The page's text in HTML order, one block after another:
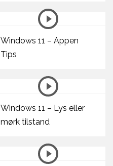
Windows 11 – Appen
Tips
Windows 11 – Lys eller
mørk tilstand